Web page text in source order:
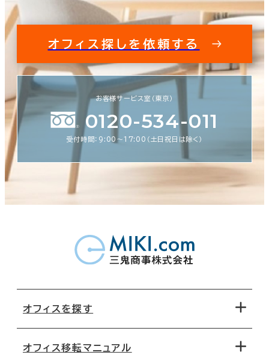
オフィス探しを依頼する
お客様サービス室（東京）
0120-534-011
受付時間：9:00〜17:00（土日祝日は除く）
オフィスを探す
オフィス移転マニュアル